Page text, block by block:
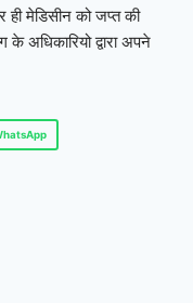
ही मेडिसीन को जप्त की
के अधिकारियो द्वारा अपने